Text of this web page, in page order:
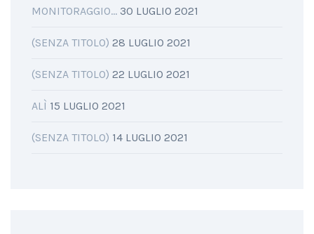
MONITORAGGIO… 30 LUGLIO 2021
(SENZA TITOLO) 28 LUGLIO 2021
(SENZA TITOLO) 22 LUGLIO 2021
ALÌ 15 LUGLIO 2021
(SENZA TITOLO) 14 LUGLIO 2021